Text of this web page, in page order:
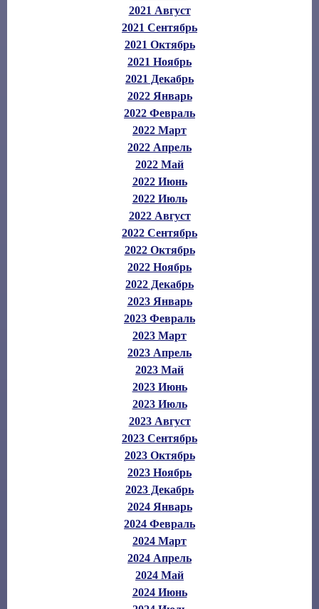
2021 Август
2021 Сентябрь
2021 Октябрь
2021 Ноябрь
2021 Декабрь
2022 Январь
2022 Февраль
2022 Март
2022 Апрель
2022 Май
2022 Июнь
2022 Июль
2022 Август
2022 Сентябрь
2022 Октябрь
2022 Ноябрь
2022 Декабрь
2023 Январь
2023 Февраль
2023 Март
2023 Апрель
2023 Май
2023 Июнь
2023 Июль
2023 Август
2023 Сентябрь
2023 Октябрь
2023 Ноябрь
2023 Декабрь
2024 Январь
2024 Февраль
2024 Март
2024 Апрель
2024 Май
2024 Июнь